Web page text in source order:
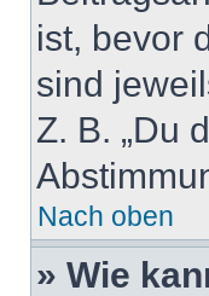
ist, bevor
sind
Z. B. „Du
Nach oben
» Wie